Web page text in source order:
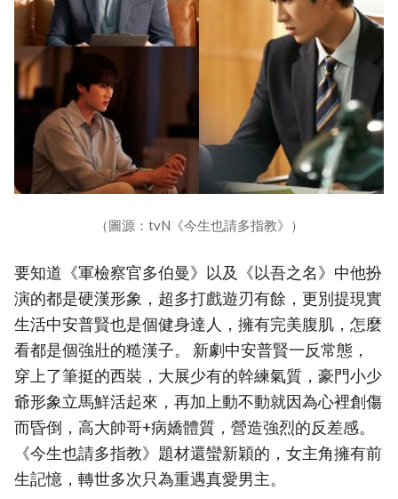
（圖源：tvN《今生也請多指教》）
要知道《軍檢察官多伯曼》以及《以吾之名》中他扮
演的都是硬漢形象，超多打戲遊刃有餘，更別提現實
生活中安普賢也是個健身達人，擁有完美腹肌，怎麼
看都是個強壯的糙漢子。 新劇中安普賢一反常態，
穿上了筆挺的西裝，大展少有的幹練氣質，豪門小少
爺形象立馬鮮活起來，再加上動不動就因為心裡創傷
而昏倒，高大帥哥+病嬌體質，營造強烈的反差感。
《今生也請多指教》題材還蠻新穎的，女主角擁有前
生記憶，轉世多次只為重遇真愛男主。